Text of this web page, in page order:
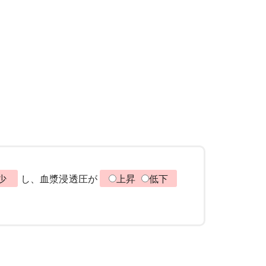
し、血漿浸透圧が 上昇 低下